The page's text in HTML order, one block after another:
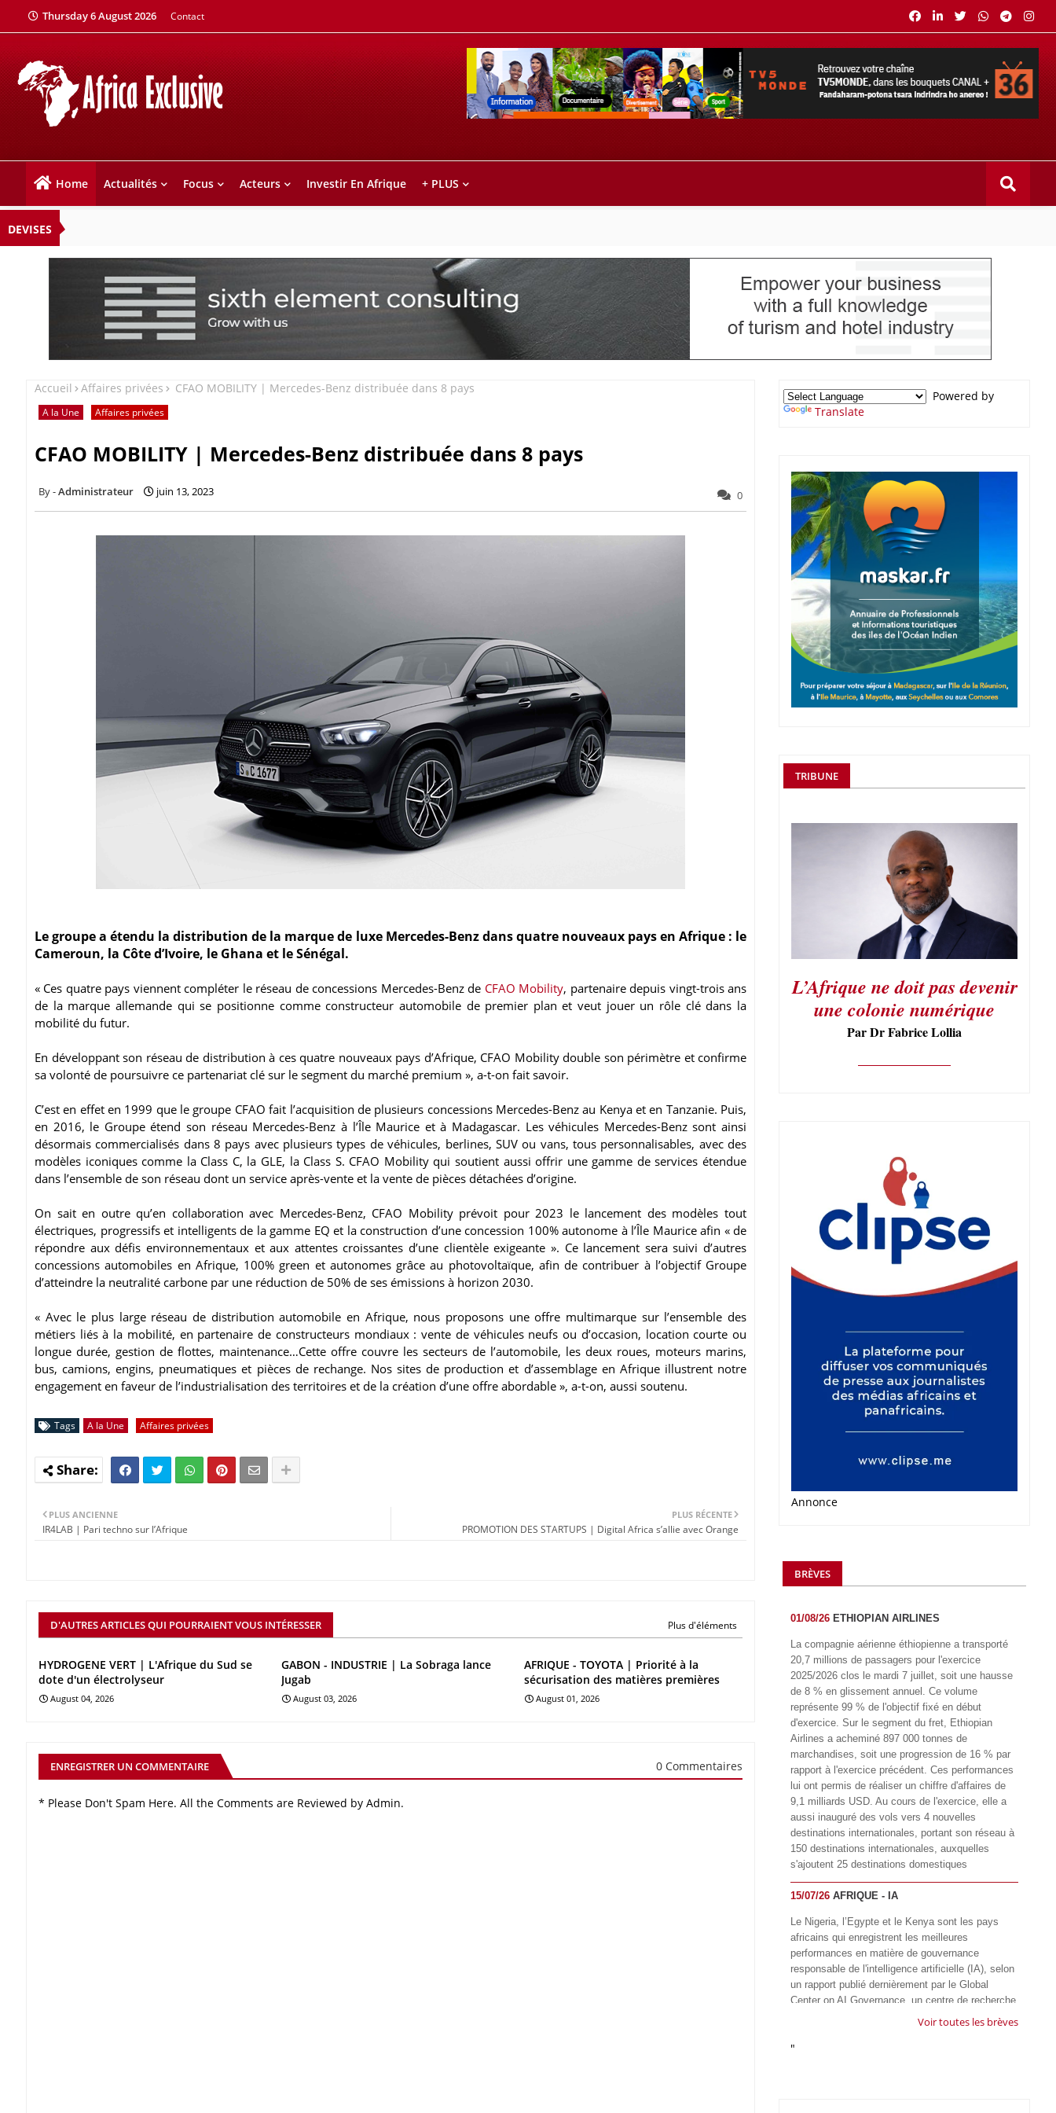
Thursday 6 August 2026 Contact
Home Actualités Focus Acteurs Investir En Afrique + PLUS
DEVISES
Accueil Affaires privées CFAO MOBILITY | Mercedes-Benz distribuée dans 8 pays
A la Une Affaires privées
CFAO MOBILITY | Mercedes-Benz distribuée dans 8 pays
Administrateur juin 13, 2023 0
Le groupe a étendu la distribution de la marque de luxe Mercedes-Benz dans quatre nouveaux pays en Afrique : le
Cameroun, la Côte d’Ivoire, le Ghana et le Sénégal.
« Ces quatre pays viennent compléter le réseau de concessions Mercedes-Benz de CFAO Mobility, partenaire depuis vingt-trois ans
de la marque allemande qui se positionne comme constructeur automobile de premier plan et veut jouer un rôle clé dans la
mobilité du futur.
En développant son réseau de distribution à ces quatre nouveaux pays d’Afrique, CFAO Mobility double son périmètre et confirme
sa volonté de poursuivre ce partenariat clé sur le segment du marché premium », a-t-on fait savoir.
C’est en effet en 1999 que le groupe CFAO fait l’acquisition de plusieurs concessions Mercedes-Benz au Kenya et en Tanzanie. Puis,
en 2016, le Groupe étend son réseau Mercedes-Benz à l’Île Maurice et à Madagascar. Les véhicules Mercedes-Benz sont ainsi
désormais commercialisés dans 8 pays avec plusieurs types de véhicules, berlines, SUV ou vans, tous personnalisables, avec des
modèles iconiques comme la Class C, la GLE, la Class S. CFAO Mobility qui soutient aussi offrir une gamme de services étendue
dans l’ensemble de son réseau dont un service après-vente et la vente de pièces détachées d’origine.
On sait en outre qu’en collaboration avec Mercedes-Benz, CFAO Mobility prévoit pour 2023 le lancement des modèles tout
électriques, progressifs et intelligents de la gamme EQ et la construction d’une concession 100% autonome à l’Île Maurice afin « de
répondre aux défis environnementaux et aux attentes croissantes d’une clientèle exigeante ». Ce lancement sera suivi d’autres
concessions automobiles en Afrique, 100% green et autonomes grâce au photovoltaïque, afin de contribuer à l’objectif Groupe
d’atteindre la neutralité carbone par une réduction de 50% de ses émissions à horizon 2030.
« Avec le plus large réseau de distribution automobile en Afrique, nous proposons une offre multimarque sur l’ensemble des
métiers liés à la mobilité, en partenaire de constructeurs mondiaux : vente de véhicules neufs ou d’occasion, location courte ou
longue durée, gestion de flottes, maintenance…Cette offre couvre les secteurs de l’automobile, les deux roues, moteurs marins,
bus, camions, engins, pneumatiques et pièces de rechange. Nos sites de production et d’assemblage en Afrique illustrent notre
engagement en faveur de l’industrialisation des territoires et de la création d’une offre abordable », a-t-on, aussi soutenu.
Tags A la Une Affaires privées
PLUS RÉCENTE
PROMOTION DES STARTUPS | Digital Africa s’allie avec Orange
PLUS ANCIENNE
IR4LAB | Pari techno sur l’Afrique
D'AUTRES ARTICLES QUI POURRAIENT VOUS INTÉRESSER Plus d'éléments
HYDROGENE VERT | L'Afrique du Sud se
dote d'un électrolyseur
August 04, 2026
GABON - INDUSTRIE | La Sobraga lance
Jugab
August 03, 2026
AFRIQUE - TOYOTA | Priorité à la
sécurisation des matières premières
August 01, 2026
ENREGISTRER UN COMMENTAIRE 0 Commentaires
* Please Don't Spam Here. All the Comments are Reviewed by Admin.
Powered by
Translate
TRIBUNE
L’Afrique ne doit pas devenir
une colonie numérique
Par Dr Fabrice Lollia
Annonce
BRÈVES
01/08/26 ETHIOPIAN AIRLINES
La compagnie aérienne éthiopienne a transporté
20,7 millions de passagers pour l'exercice
2025/2026 clos le mardi 7 juillet, soit une hausse
de 8 % en glissement annuel. Ce volume
représente 99 % de l'objectif fixé en début
d'exercice. Sur le segment du fret, Ethiopian
Airlines a acheminé 897 000 tonnes de
marchandises, soit une progression de 16 % par
rapport à l'exercice précédent. Ces performances
lui ont permis de réaliser un chiffre d'affaires de
9,1 milliards USD. Au cours de l'exercice, elle a
aussi inauguré des vols vers 4 nouvelles
destinations internationales, portant son réseau à
150 destinations internationales, auxquelles
s'ajoutent 25 destinations domestiques
15/07/26 AFRIQUE - IA
Le Nigeria, l’Egypte et le Kenya sont les pays
africains qui enregistrent les meilleures
performances en matière de gouvernance
responsable de l'intelligence artificielle (IA), selon
un rapport publié dernièrement par le Global
Center on AI Governance, un centre de recherche
basé en Afrique du Sud, qui œuvre à promouvoir
à l'échelle mondiale. Alors que l’IA transforme
Voir toutes les brèves
"